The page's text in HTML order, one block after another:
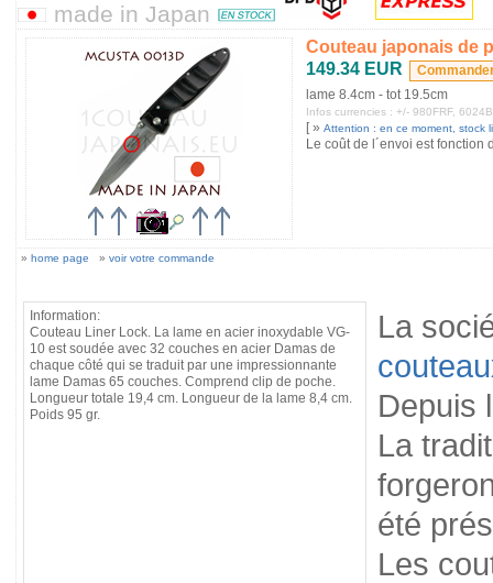
made in Japan
Couteau japonais de
149.34 EUR
lame 8.4cm - tot 19.5cm
Infos currencies : +/- 980FRF,
[ » Attention : en ce moment, stock
Le coût de l´envoi est
» home page » voir votre commande
Information:
Couteau Liner Lock. La lame en acier inoxydable VG-
10 est soudée avec 32 couches en acier Damas de
chaque côté qui se traduit par une impressionnante
lame Damas 65 couches. Comprend clip de poche.
Longueur totale 19,4 cm. Longueur de la lame 8,4 cm.
Poids 95 gr.
La
Depuis
La
été
Les